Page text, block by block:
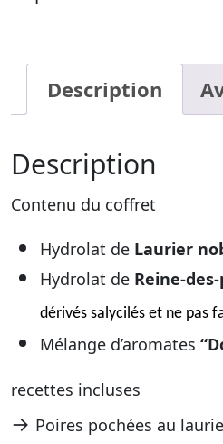
Description
Description
Contenu du coffret
Hydrolat de Laurier
Hydrolat de Reine-
dérivés salycilés et ne pas
Mélange d’aromates
recettes incluses
→ Poires pochées au